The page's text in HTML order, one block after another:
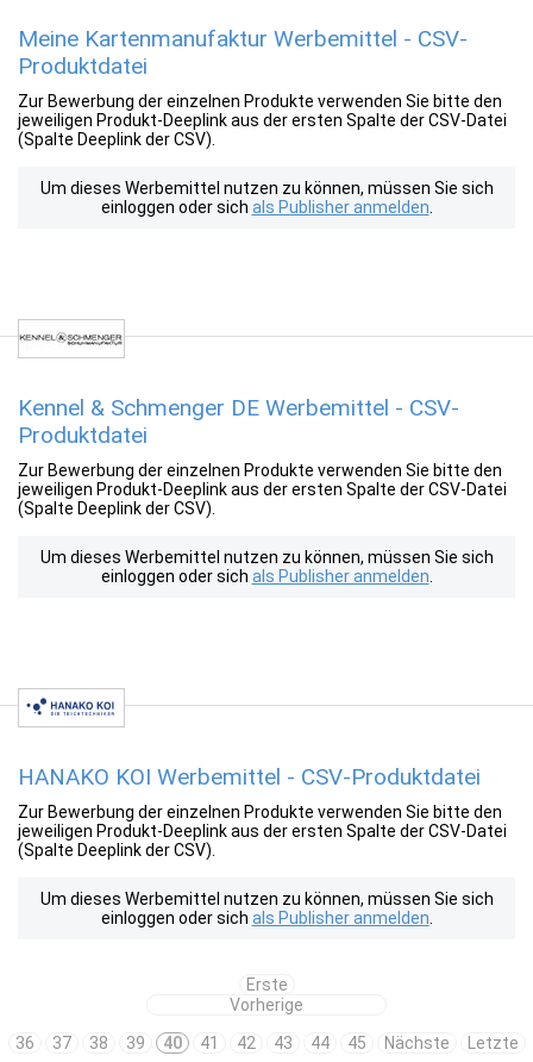
Meine Kartenmanufaktur Werbemittel - CSV-
Produktdatei
Zur Bewerbung der einzelnen Produkte verwenden Sie bitte den
jeweiligen Produkt-Deeplink aus der ersten Spalte der CSV-Datei
(Spalte Deeplink der CSV).
Um dieses Werbemittel nutzen zu können, müssen Sie sich
einloggen oder sich als Publisher anmelden
Kennel & Schmenger DE Werbemittel - CSV-
Produktdatei
Zur Bewerbung der einzelnen Produkte verwenden Sie bitte den
jeweiligen Produkt-Deeplink aus der ersten Spalte der CSV-Datei
(Spalte Deeplink der CSV).
Um dieses Werbemittel nutzen zu können, müssen Sie sich
einloggen oder sich als Publisher anmelden
HANAKO KOI Werbemittel - CSV-Produktdatei
Zur Bewerbung der einzelnen Produkte verwenden Sie bitte den
jeweiligen Produkt-Deeplink aus der ersten Spalte der CSV-Datei
(Spalte Deeplink der CSV).
Um dieses Werbemittel nutzen zu können, müssen Sie sich
einloggen oder sich als Publisher anmelden
Erste
Vorherige
36
37 38 39 40 41 42 43 44 45 Nächste Letzte